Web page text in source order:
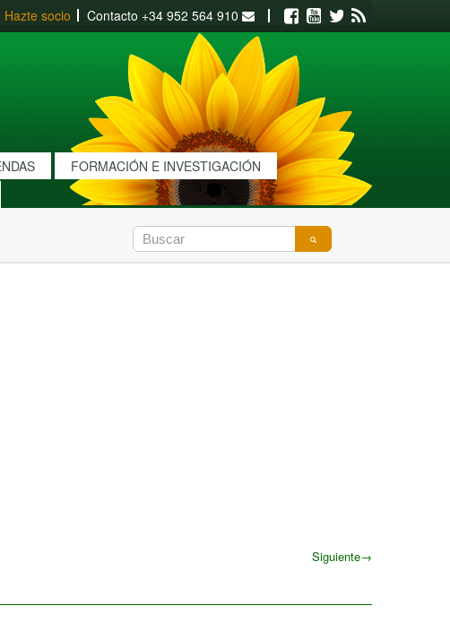
Hazte socio Contacto +34 952 564 910 Facebook
Youtube
Twitter
FORMACIÓN E INVESTIGACIÓN
Siguiente→